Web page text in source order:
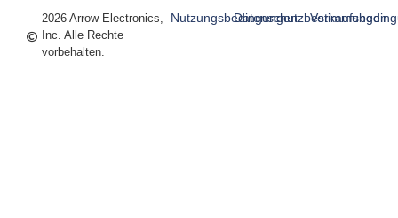
2026 Arrow Electronics,
Inc. Alle Rechte
vorbehalten.
NutzungsbedingungenDatenschutzbestimmungen